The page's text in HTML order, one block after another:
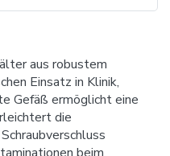
aus robustem
Einsatz in Klinik,
Gefäß ermöglicht eine
die